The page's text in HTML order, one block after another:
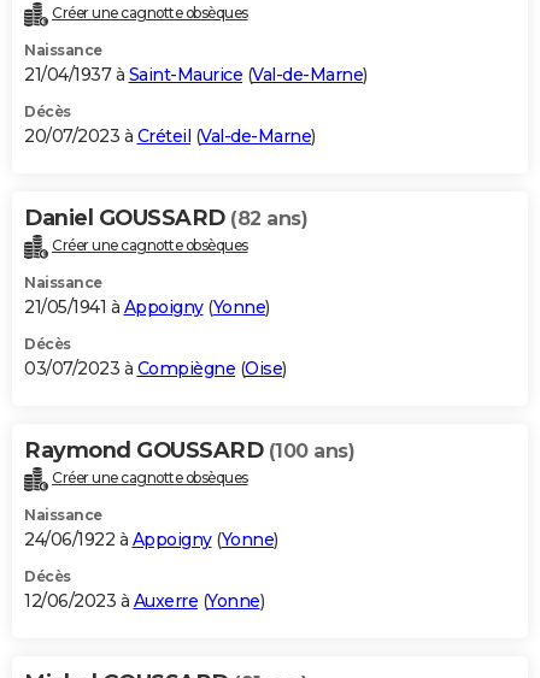
Créer une cagnotte obsèques
Naissance
21/04/1937 à Saint-Maurice (Val-de-Marne)
Décès
20/07/2023 à Créteil (Val-de-Marne)
Daniel GOUSSARD (82 ans)
Créer une cagnotte obsèques
Naissance
21/05/1941 à Appoigny(Yonne)
Décès
03/07/2023 à Compiègne (Oise)
Raymond GOUSSARD (100 ans)
Créer une cagnotte obsèques
Naissance
24/06/1922 à Appoigny(Yonne)
Décès
12/06/2023 à Auxerre (Yonne)